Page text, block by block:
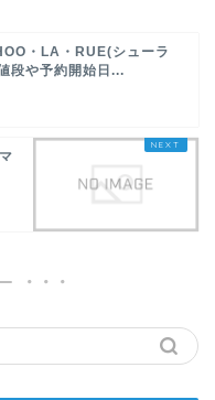
・LA・RUE(シューラ
段や予約開始日...